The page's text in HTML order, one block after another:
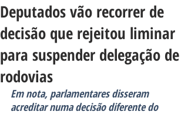
Deputados vão recorrer de
decisão que rejeitou liminar
para suspender delegação de
rodovias
Em nota, parlamentares disseram
acreditar numa decisão diferente do